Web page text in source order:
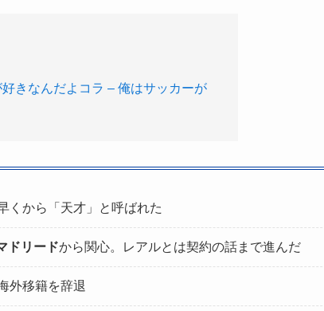
きなんだよコラ – 俺はサッカーが
くから「天才」と呼ばれた
ドリードから関心。レアルとは契約の話まで進んだ
外移籍を辞退